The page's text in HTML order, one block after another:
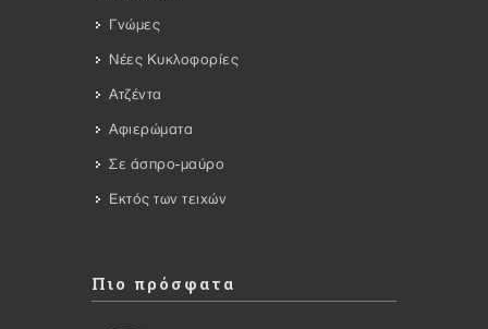
Γνώμες
Νέες Κυκλοφορίες
Ατζέντα
Αφιερώματα
Σε άσπρο-μαύρο
Εκτός των τειχών
Πιο πρόσφατα